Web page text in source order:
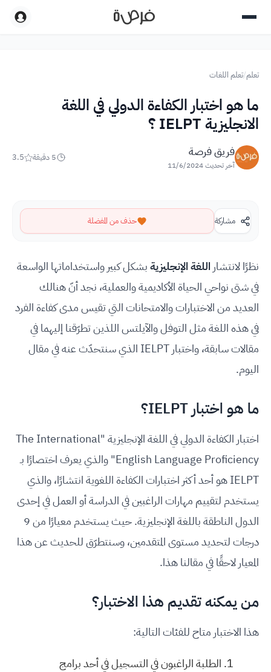
تعلم/تعلم اللغات
ما هو اختبار الكفاءة الدولي في اللغة
الانجليزية IELPT ؟
فريق فرصة
آخر تحديث11/6/2024
5 دقيقة 3.5
مشاركة حذف من المفضلة
نظرًا لانتشار اللغة الإنجليزيةبشكل كبير واستخداماتها الواسعة
في شتى نواحي الحياة الأكاديمية والعملية، نجد أنّ هنالك
العديد من الاختبارات والامتحانات التي تقيس مدى كفاءة الفرد
في هذه اللغة مثل التوفل والآيلتس اللذين تطرّقنا إليهما في
مقالات سابقة، واختبار IELPT الذي سنتحدّث عنه في مقال
اليوم.
ما هو اختبار IELPT؟
اختبار الكفاءة الدولي في اللغة الإنجليزية "The International
English Language Proficiency" والذي يعرف اختصارًا بـ
IELPT هو أحد أكثر اختبارات الكفاءة اللغوية انتشارًا، والذي
يستخدم لتقييم مهارات الراغبين في الدراسة أو العمل في إحدى
الدول الناطقة باللغة الإنجليزية. حيث يستخدم معيارًا من 9
درجات لتحديد مستوى المتقدمين، وسنتطرّق للحديث عن هذا
المعيار لاحقًا في مقالنا هذا.
من يمكنه تقديم هذا الاختبار؟
هذا الاختبار متاح للفئات التالية:
الطلبة الراغبون في التسجيل في أحد برامج